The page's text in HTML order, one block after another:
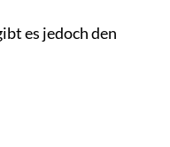
es jedoch den